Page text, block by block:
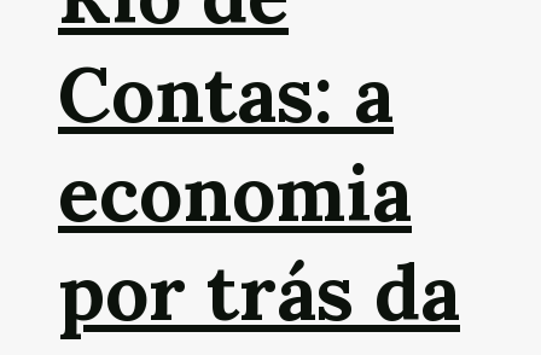
Contas: a
economia
por trás da